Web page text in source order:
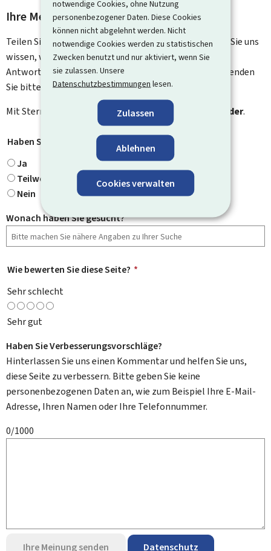
notwendige Cookies, ohne Nutzung
personenbezogener Daten. Diese Cookies
können nicht abgelehnt werden. Nicht
notwendige Cookies werden zu statistischen
Zwecken benutzt und nur aktiviert, wenn Sie
sie zulassen. Unsere
Datenschutzbestimmungen lesen.
Zulassen
Ablehnen
Cookies verwalten
Ihre Meinung interessiert uns
Teilen Sie uns Ihre Meinung zu dieser Seite mit. Lassen Sie uns
wissen, was wir verbessern können. Sie erhalten keine
Antwort auf Ihr Feedback. Für spezifische Fragen verwenden
Sie bitte das Kontaktformular.
Mit Stern gekennzeichnete Felder (
Pflichtfelder.
Haben Sie gefunden, wonach Sie gesucht haben?
Ja
Teilweise
Nein
Wonach haben Sie gesucht?
Wie bewerten Sie diese Seite? *
Sehr schlecht
Sehr gut
Haben Sie Verbesserungsvorschläge?
Hinterlassen Sie uns einen Kommentar und helfen Sie uns,
diese Seite zu verbessern. Bitte geben Sie keine
personenbezogenen Daten an, wie zum Beispiel Ihre E-Mail-
Adresse, Ihren Namen oder Ihre Telefonnummer.
0/1000
Ihre Meinung senden Datenschutz